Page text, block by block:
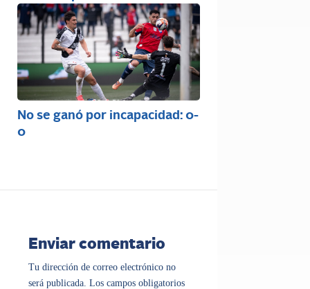
No se ganó por incapacidad: 0-
0
Enviar comentario
Tu dirección de correo electrónico no
será publicada. Los campos obligatorios